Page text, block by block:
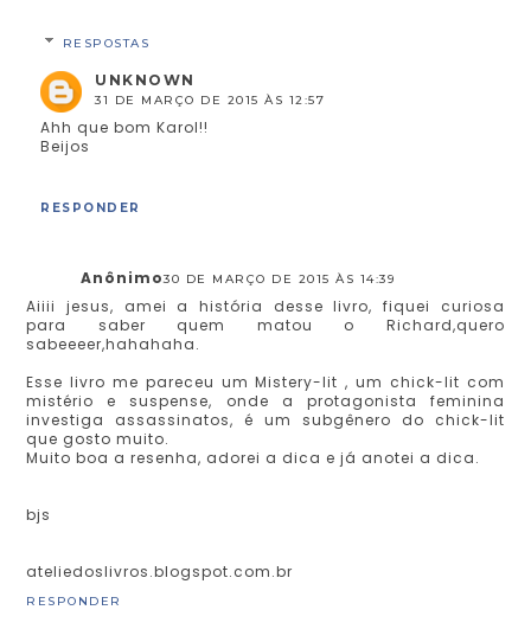
RESPOSTAS
UNKNOWN
31 DE MARÇO DE 2015 ÀS 12:57
Ahh que bom Karol!!
Beijos
RESPONDER
Anônimo30 DE MARÇO DE 2015 ÀS 14:39
Aiiii jesus, amei a história desse livro, fiquei curiosa
para saber quem matou o Richard,quero
sabeeeer,hahahaha.
Esse livro me pareceu um Mistery-lit , um chick-lit com
mistério e suspense, onde a protagonista feminina
investiga assassinatos, é um subgênero do chick-lit
que gosto muito.
Muito boa a resenha, adorei a dica e já anotei a dica.
bjs
ateliedoslivros.blogspot.com.br
RESPONDER